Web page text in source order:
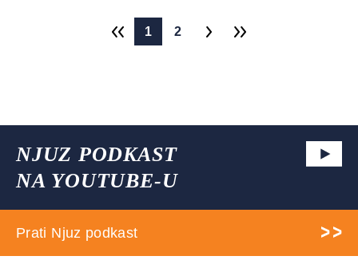
1 2
NJUZ PODKAST
NA YOUTUBE-U
Prati Njuz podkast